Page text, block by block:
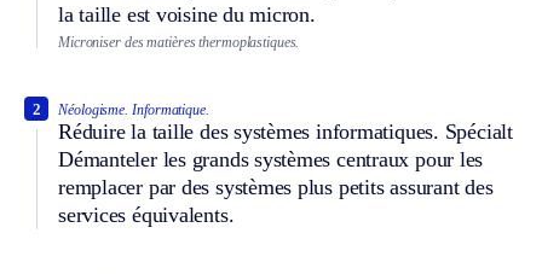
la taille est voisine du micron.
Microniser des matières thermoplastiques.
Néologisme. Informatique.
Réduire la taille des systèmes informatiques. Spécialt
Démanteler les grands systèmes centraux pour les
remplacer par des systèmes plus petits assurant des
services équivalents.
2